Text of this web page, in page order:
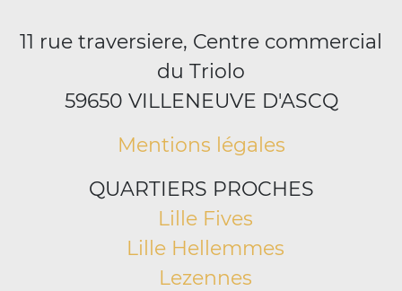
11 rue traversiere, Centre commercial
du Triolo
59650 VILLENEUVE D'ASCQ
Mentions légales
QUARTIERS PROCHES
Lille Fives
Lille Hellemmes
Lezennes